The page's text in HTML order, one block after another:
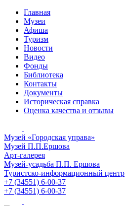
Главная
Музеи
Афиша
Туризм
Новости
Видео
Фонды
Библиотека
Контакты
Документы
Историческая справка
Оценка качества и отзывы
Музей «Городская управа»
Музей П.П.Ершова
Арт-галерея
Музей-усадьба П.П. Ершова
Туристско-информационный центр
+7 (34551) 6-00-37
+7 (34551) 6-00-37